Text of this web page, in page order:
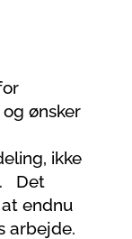
ønsker
ikke
Det
endnu
arbejde.